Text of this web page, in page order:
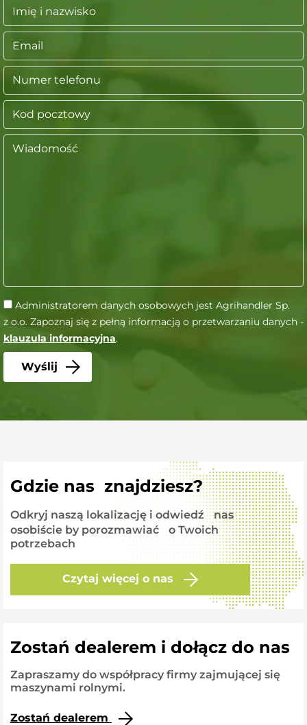
Administratorem danych osobowych jest Agrihandler Sp.
z o.o. Zapoznaj się z pełną informacją o przetwarzaniu danych -
klauzula informacyjna.
Gdzie nas znajdziesz?
Odkryj naszą lokalizację i odwiedź nas
osobiście by porozmawiać o Twoich
potrzebach
Czytaj więcej o nas
Zostań dealerem i dołącz do nas
Zapraszamy do współpracy firmy zajmującej się
maszynami rolnymi.
Zostań dealerem